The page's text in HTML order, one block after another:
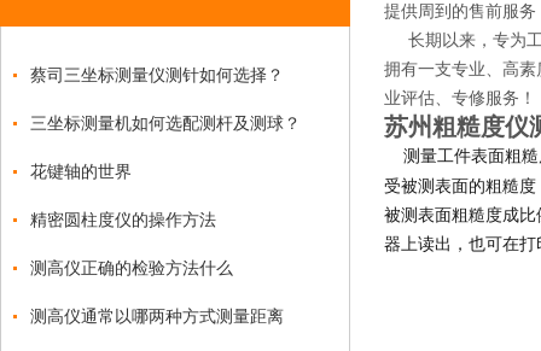
蔡司三坐标测量仪测针如何选择？
三坐标测量机如何选配测杆及测球？
花键轴的世界
精密圆柱度仪的操作方法
测高仪正确的检验方法什么
测高仪通常以哪两种方式测量距离
提供周到的售前服
长期以来，专为工
拥有一支专业、高
业评估、专修服务！
苏州粗糙度仪
测量工件表面粗
受被测表面的粗糙
被测表面粗糙度成
器上读出，也可在